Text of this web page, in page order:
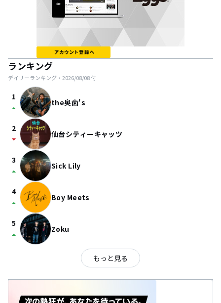
ランキング
デイリーランキング・ 2026/08/08付
1
arrow_drop_up the奥歯's
2
arrow_drop_down 仙台シティーキャッツ
3
arrow_drop_up Sick Lily
4
arrow_drop_up Boy Meets
5
arrow_drop_up Zoku
もっと見る